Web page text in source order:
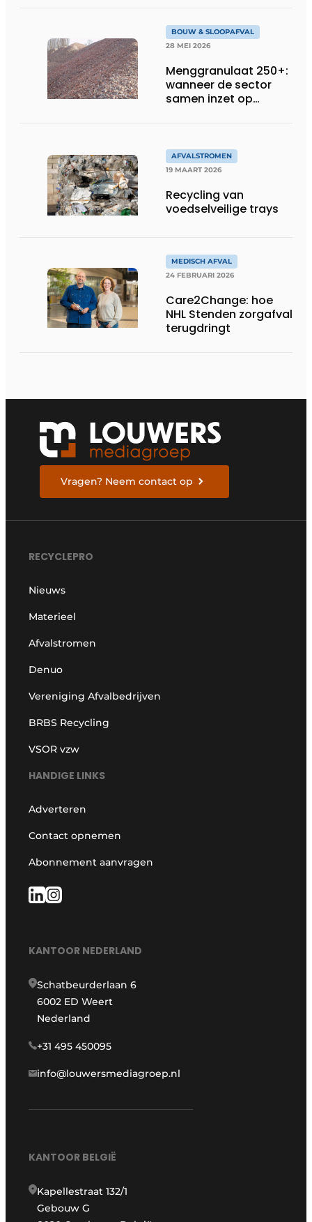
BOUW & SLOOPAFVAL
28 MEI 2026
Menggranulaat 250+:
wanneer de sector
samen inzet op
AFVALSTROMEN
19 MAART 2026
Recycling van
voedselveilige trays
MEDISCH AFVAL
24 FEBRUARI 2026
Care2Change: hoe
NHL Stenden zorgafval
terugdringt
Vragen? Neem contact op
RECYCLEPRO
Nieuws
Materieel
Afvalstromen
Denuo
Vereniging Afvalbedrijven
BRBS Recycling
VSOR vzw
HANDIGE LINKS
Adverteren
Contact opnemen
Abonnement aanvragen
KANTOOR NEDERLAND
Schatbeurderlaan 6
6002 ED Weert
Nederland
+31 495 450095
info@louwersmediagroep.nl
KANTOOR BELGIË
Kapellestraat 132/1
Gebouw G